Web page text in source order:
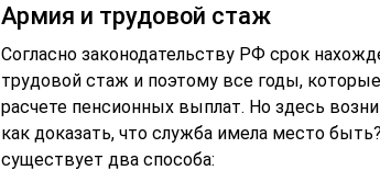
Армия и трудовой стаж
Согласно законодательству РФ срок
трудовой стаж и поэтому все годы,
расчете пенсионных выплат. Но здесь
как доказать, что служба имела место
существует два способа: